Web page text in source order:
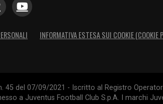
INFORMATIVA ESTESA SUI COOKIE (COOKIE
del 07/09/2021 - Iscritto al Registro
a Juventus Football Club S.p.A. I marchi